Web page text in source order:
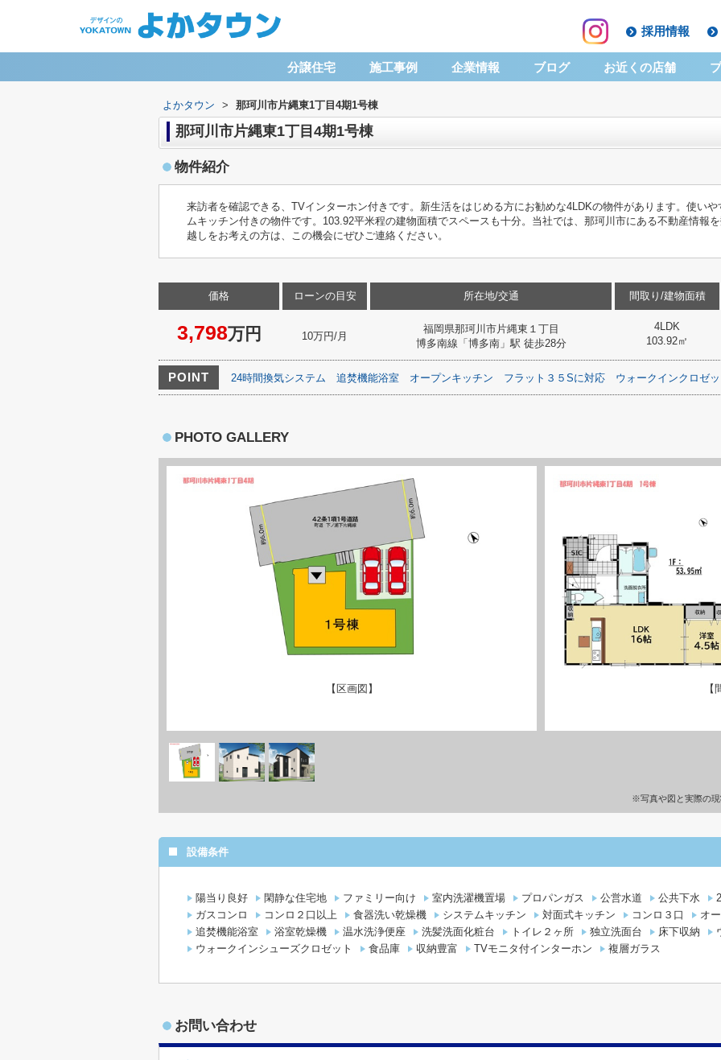
採用情報
分譲住宅 施工事例 企業情報 ブログ お近くの店舗
よかタウン > 那珂川市片縄東1丁目4期1号棟
那珂川市片縄東1丁目4期1号棟
物件紹介
来訪者を確認できる、TVインターホン付きです。新生活をはじめる方にお勧めな4LDKの物件があります。使い
ムキッチン付きの物件です。103.92平米程の建物面積でスペースも十分。当社では、那珂川市にある不動産情報
越しをお考えの方は、この機会にぜひご連絡ください。
価格
3,798万円
ローンの目安
10万円/月
所在地/交通
福岡県那珂川市片縄東１丁目
博多南線「博多南」駅 徒歩28分
間取り/建物面積
4LDK
103.92㎡
POINT 24時間換気システム 追焚機能浴室 オープンキッチン フラット３５Sに対応 ウォークインクロゼ
PHOTO GALLERY
【区画図】 【
※写真や図と実際の
設備条件
陽当り良好 閑静な住宅地 ファミリー向け 室内洗濯機置場 プロパンガス 公営水道 公共下水
ガスコンロ
コンロ２口以上 食器洗い乾燥機 システムキッチン 対面式キッチン コンロ３口
オ
追焚機能浴室
浴室乾燥機 温水洗浄便座 洗髪洗面化粧台 トイレ２ヶ所 独立洗面台 床下収納
ウォークインシューズクロゼット
食品庫 収納豊富 TVモニタ付インターホン 複層ガラス
お問い合わせ